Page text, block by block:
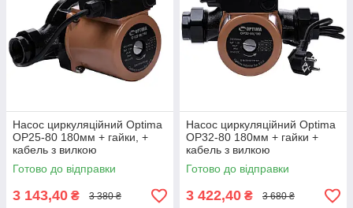
Насос циркуляційний Optima
OP25-80 180мм + гайки, +
кабель з вилкою
Готово до відправки
3 143,40 ₴ 3 380 ₴
Насос циркуляційний Optima
OP32-80 180мм + гайки +
кабель з вилкою
Готово до відправки
3 422,40 ₴ 3 680 ₴